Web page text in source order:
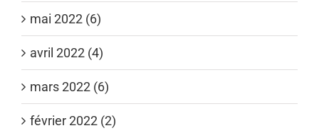
mai 2022 (6)
avril 2022 (4)
mars 2022 (6)
février 2022 (2)